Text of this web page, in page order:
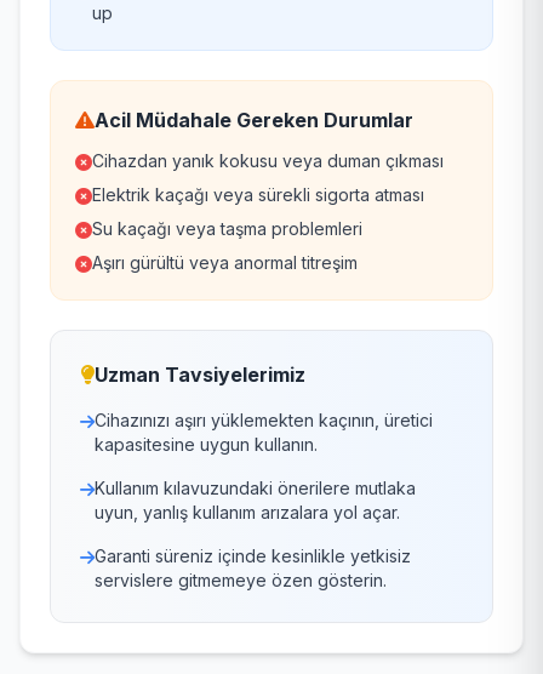
up
Acil Müdahale Gereken Durumlar
Cihazdan yanık kokusu veya duman çıkması
Elektrik kaçağı veya sürekli sigorta atması
Su kaçağı veya taşma problemleri
Aşırı gürültü veya anormal titreşim
Uzman Tavsiyelerimiz
Cihazınızı aşırı yüklemekten kaçının, üretici
kapasitesine uygun kullanın.
Kullanım kılavuzundaki önerilere mutlaka
uyun, yanlış kullanım arızalara yol açar.
Garanti süreniz içinde kesinlikle yetkisiz
servislere gitmemeye özen gösterin.